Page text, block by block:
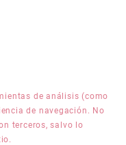
de análisis (como
de navegación. No
terceros, salvo lo